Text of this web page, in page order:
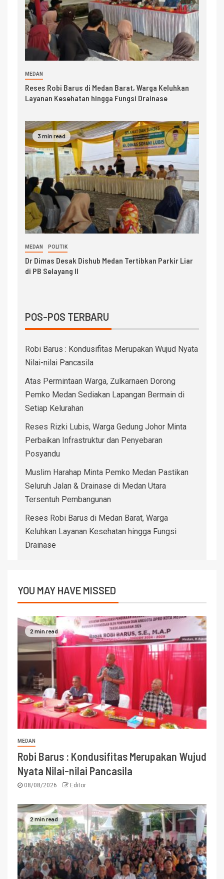
MEDAN
Reses Robi Barus di Medan Barat, Warga Keluhkan
Layanan Kesehatan hingga Fungsi Drainase
3 min read
MEDAN POLITIK
Dr Dimas Desak Dishub Medan Tertibkan Parkir Liar
di PB Selayang II
POS-POS TERBARU
Robi Barus : Kondusifitas Merupakan Wujud Nyata
Nilai-nilai Pancasila
Atas Permintaan Warga, Zulkarnaen Dorong
Pemko Medan Sediakan Lapangan Bermain di
Setiap Kelurahan
Reses Rizki Lubis, Warga Gedung Johor Minta
Perbaikan Infrastruktur dan Penyebaran
Posyandu
Muslim Harahap Minta Pemko Medan Pastikan
Seluruh Jalan & Drainase di Medan Utara
Tersentuh Pembangunan
Reses Robi Barus di Medan Barat, Warga
Keluhkan Layanan Kesehatan hingga Fungsi
Drainase
YOU MAY HAVE MISSED
2 min read
MEDAN
Robi Barus : Kondusifitas Merupakan Wujud
Nyata Nilai-nilai Pancasila
08/08/2026 Editor
2 min read